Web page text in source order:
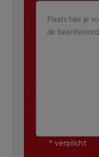
Plaats hier je
de
* verplicht